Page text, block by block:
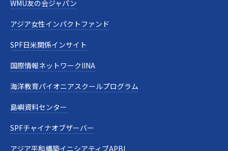
WMU友の会ジャパン
アジア女性インパクトファンド
SPF日米関係インサイト
国際情報ネットワークIINA
海洋教育パイオニアスクールプログラム
島嶼資料センター
SPFチャイナオブザーバー
アジア平和構築イニシアティブAPBI